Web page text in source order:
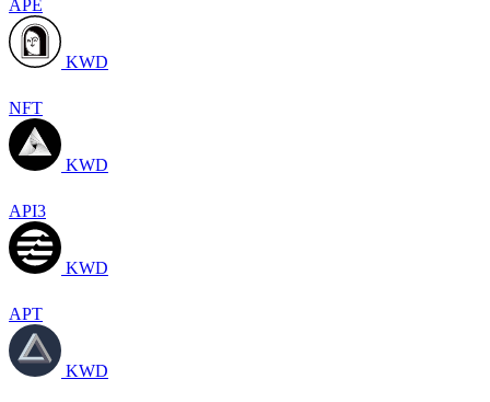
APE
KWD
NFT
KWD
API3
KWD
APT
KWD